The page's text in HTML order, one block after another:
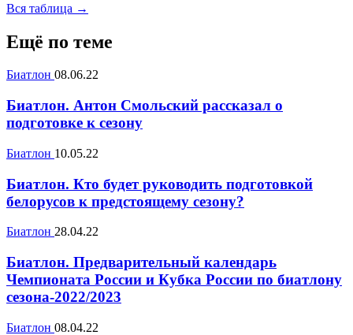
Вся таблица →
Ещё по теме
Биатлон 08.06.22
Биатлон. Антон Смольский рассказал о
подготовке к сезону
Биатлон 10.05.22
Биатлон. Кто будет руководить подготовкой
белорусов к предстоящему сезону?
Биатлон 28.04.22
Биатлон. Предварительный календарь
Чемпионата России и Кубка России по биатлону
сезона-2022/2023
Биатлон 08.04.22